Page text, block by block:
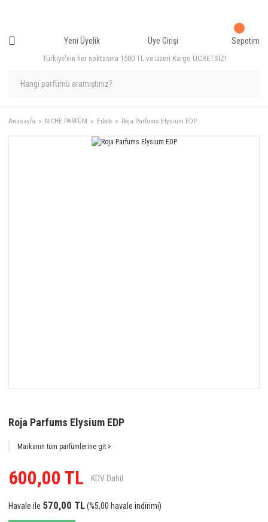
Türkiye'nin her noktasına 1500 TL ve üzeri Kargo ÜCRETSİZ!
Yeni Üyelik Üye Girişi Sepetim
Anasayfa NICHE PARFÜM Erkek Roja Parfums Elysium EDP
Roja Parfums Elysium EDP
Markanın tüm parfümlerine git >
600,00 TL KDV Dahil
Havale ile 570,00 TL(%5,00 havale indirimi)